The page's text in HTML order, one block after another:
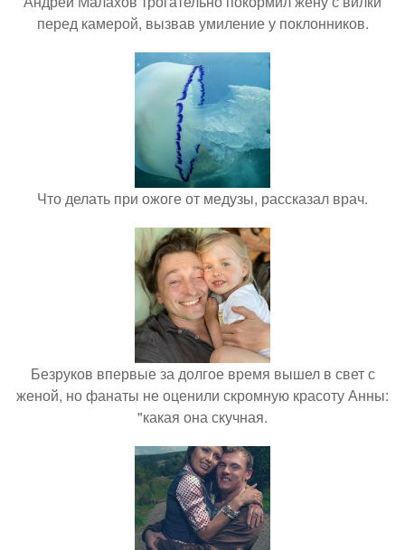
перед камерой, вызвав умиление у поклонников.
Что делать при ожоге от медузы, рассказал врач.
Безруков впервые за долгое время вышел в свет с
женой, но фанаты не оценили скромную красоту Анны:
"какая она скучная.